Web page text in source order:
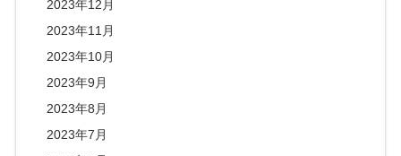
2023年12月
2023年11月
2023年10月
2023年9月
2023年8月
2023年7月